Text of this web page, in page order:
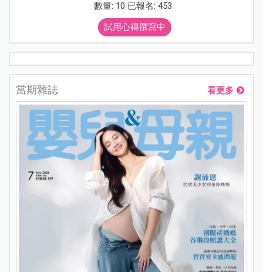
數量: 10 已報名: 453
試用心得撰寫中
當期雜誌 看更多